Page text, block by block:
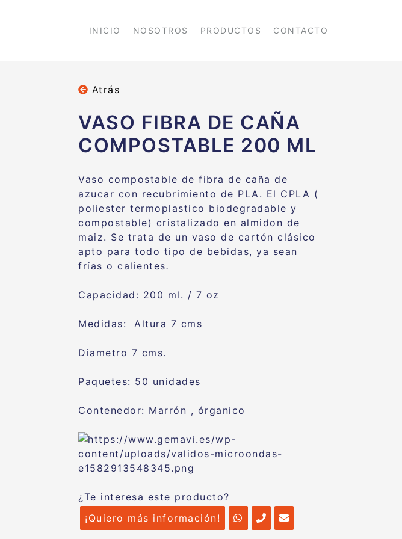
INICIO NOSOTROS PRODUCTOS CONTACTO
Atrás
VASO FIBRA DE CAÑA
COMPOSTABLE 200 ML
Vaso compostable de fibra de caña de
azucar con recubrimiento de PLA. El CPLA (
poliester termoplastico biodegradable y
compostable) cristalizado en almidon de
maiz. Se trata de un vaso de cartón clásico
apto para todo tipo de bebidas, ya sean
frías o calientes.
Capacidad: 200 ml. / 7 oz
Medidas: Altura 7 cms
Diametro 7 cms.
Paquetes: 50 unidades
Contenedor: Marrón , órganico
¿Te interesa este producto?
¡Quiero más información!